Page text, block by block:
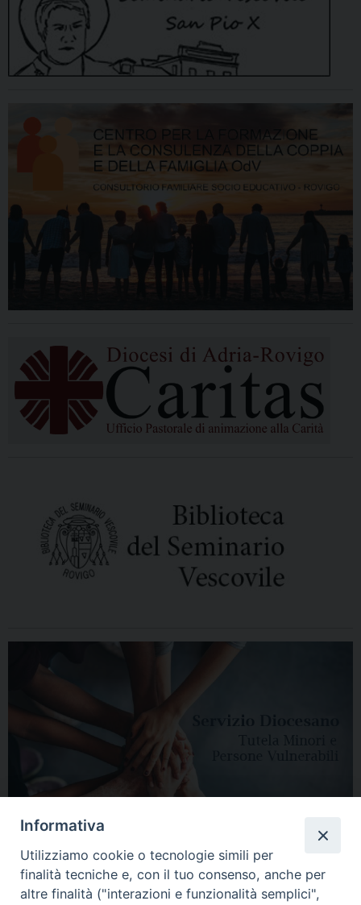
Informativa
Utilizziamo cookie o tecnologie simili per
finalità tecniche e, con il tuo consenso, anche per
altre finalità ("interazioni e funzionalità semplici",